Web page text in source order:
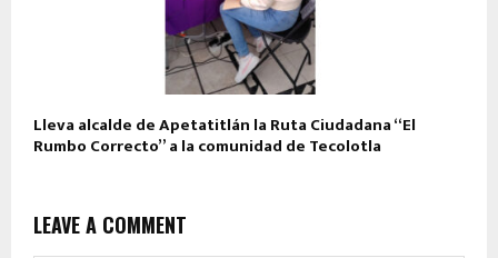
Lleva alcalde de Apetatitlán la Ruta Ciudadana “El
Rumbo Correcto” a la comunidad de Tecolotla
LEAVE A COMMENT